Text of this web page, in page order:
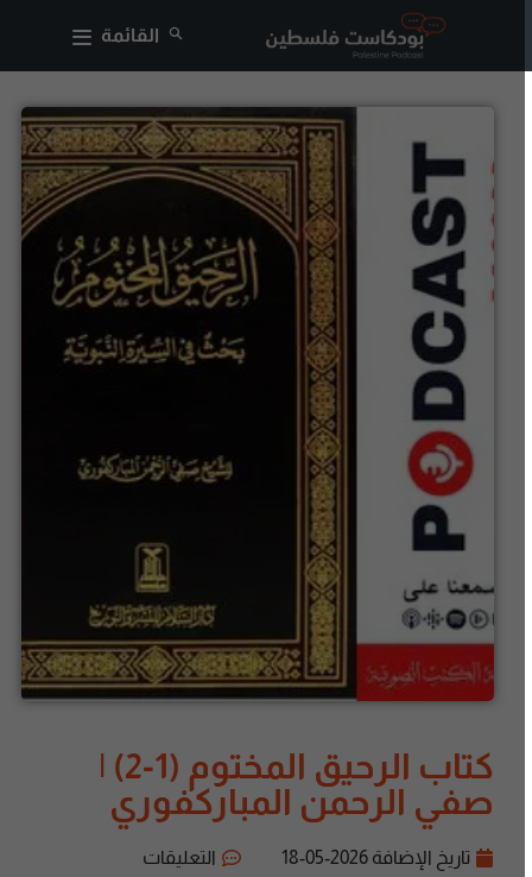
القائمة
كتاب الرحيق المختوم (1-2) |
صفي الرحمن المباركفوري
تاريخ الإضافة2026-05-18
التعليقات